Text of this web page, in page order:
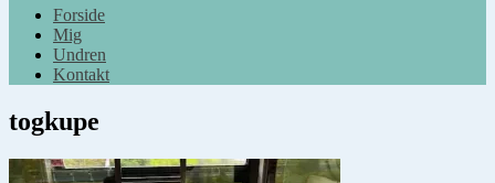
Forside
Mig
Undren
Kontakt
togkupe